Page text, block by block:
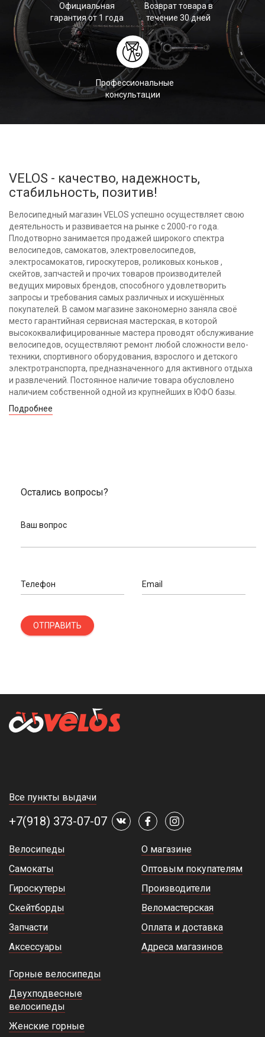
Официальная
гарантия от 1 года
Возврат товара в
течение 30 дней
Профессиональные
консультации
VELOS - качество, надежность,
стабильность, позитив!
Велосипедный магазин VELOS успешно осуществляет свою
деятельность и развивается на рынке с 2000-го года.
Плодотворно занимается продажей широкого спектра
велосипедов, самокатов, электровелосипедов,
электросамокатов, гироскутеров, роликовых коньков ,
скейтов, запчастей и прочих товаров производителей
ведущих мировых брендов, способного удовлетворить
запросы и требования самых различных и искушённых
покупателей. В самом магазине закономерно заняла своё
место гарантийная сервисная мастерская, в которой
высококвалифицированные мастера проводят обслуживание
велосипедов, осуществляют ремонт любой сложности вело-
техники, спортивного оборудования, взрослого и детского
электротранспорта, предназначенного для активного отдыха
и развлечений. Постоянное наличие товара обусловлено
наличием собственной одной из крупнейших в ЮФО базы.
Подробнее
Остались вопросы?
Ваш вопрос
Телефон Email
ОТПРАВИТЬ
Все пункты выдачи
+7(918) 373-07-07
Велосипеды
Самокаты
Гироскутеры
Скейтборды
Запчасти
Аксессуары
О магазине
Оптовым покупателям
Производители
Веломастерская
Оплата и доставка
Адреса магазинов
Горные велосипеды
Двухподвесные
велосипеды
Женские горные